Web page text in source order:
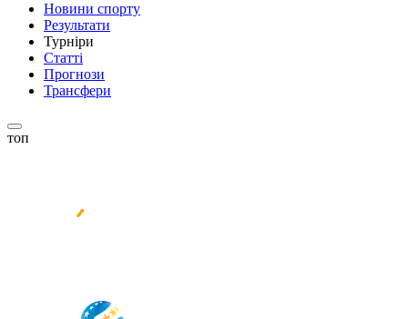
Новини спорту
Результати
Турніри
Статті
Прогнози
Трансфери
топ